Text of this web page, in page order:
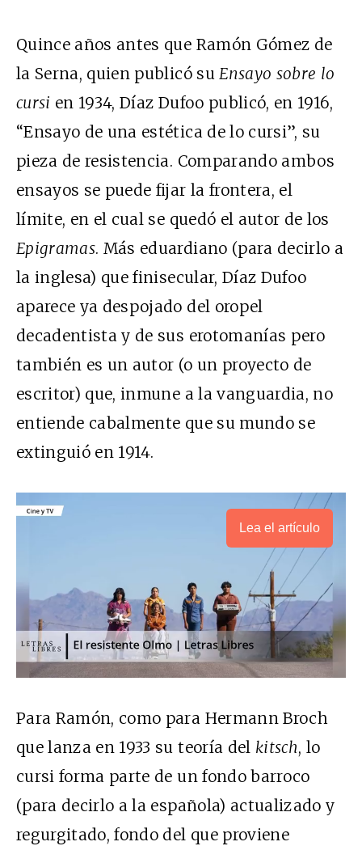
Quince años antes que Ramón Gómez de
la Serna, quien publicó suEnsayo sobre lo
cursi en 1934, Díaz Dufoo publicó, en 1916,
“Ensayo de una estética de lo cursi”, su
pieza de resistencia. Comparando ambos
ensayos se puede fijar la frontera, el
límite, en el cual se quedó el autor de los
Epigramas. Más eduardiano (para decirlo a
la inglesa) que finisecular, Díaz Dufoo
aparece ya despojado del oropel
decadentista y de sus erotomanías pero
también es un autor (o un proyecto de
escritor) que, inmune a la vanguardia, no
entiende cabalmente que su mundo se
extinguió en 1914.
Lea el artículo
Para Ramón, como para Hermann Broch
que lanza en 1933 su teoría del kitsch, lo
cursi forma parte de un fondo barroco
(para decirlo a la española) actualizado y
regurgitado, fondo del que proviene